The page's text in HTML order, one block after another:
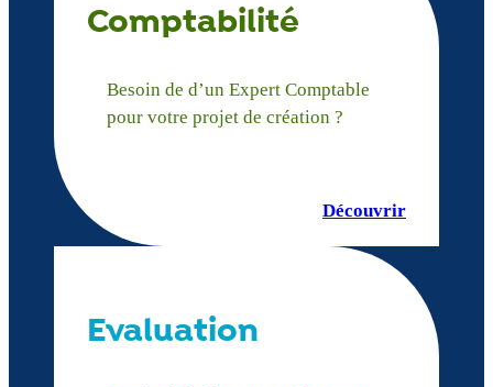
Comptabilité
Besoin de d’un Expert Comptable
pour votre projet de création ?
Découvrir
Evaluation